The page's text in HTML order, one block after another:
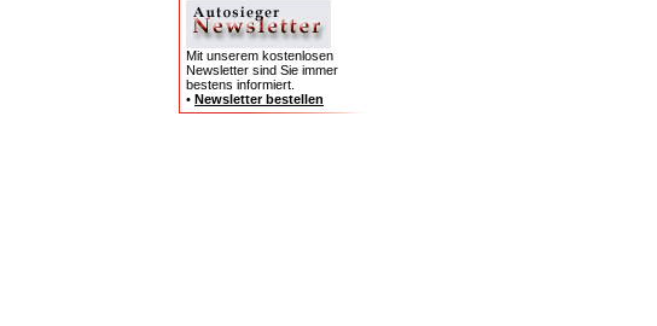
Mit unserem kostenlosen
Newsletter sind Sie immer
bestens informiert.
• Newsletter bestellen